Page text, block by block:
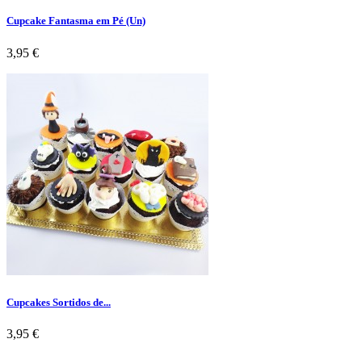
Cupcake Fantasma em Pé (Un)
Preço
3,95 €
Cupcakes Sortidos de...
Preço
3,95 €